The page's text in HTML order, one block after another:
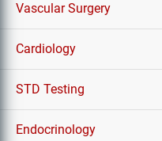
Vascular Surgery
Cardiology
STD Testing
Endocrinology